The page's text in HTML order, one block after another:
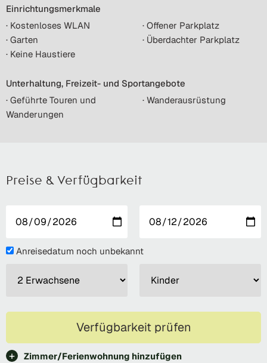
Einrichtungsmerkmale
· Kostenloses WLAN
· Offener Parkplatz
· Garten
· Überdachter Parkplatz
· Keine Haustiere
Unterhaltung, Freizeit- und Sportangebote
· Geführte Touren und
Wanderungen
· Wanderausrüstung
Preise & Verfügbarkeit
Anreisedatum noch unbekannt
Verfügbarkeit prüfen
Zimmer/Ferienwohnung hinzufügen